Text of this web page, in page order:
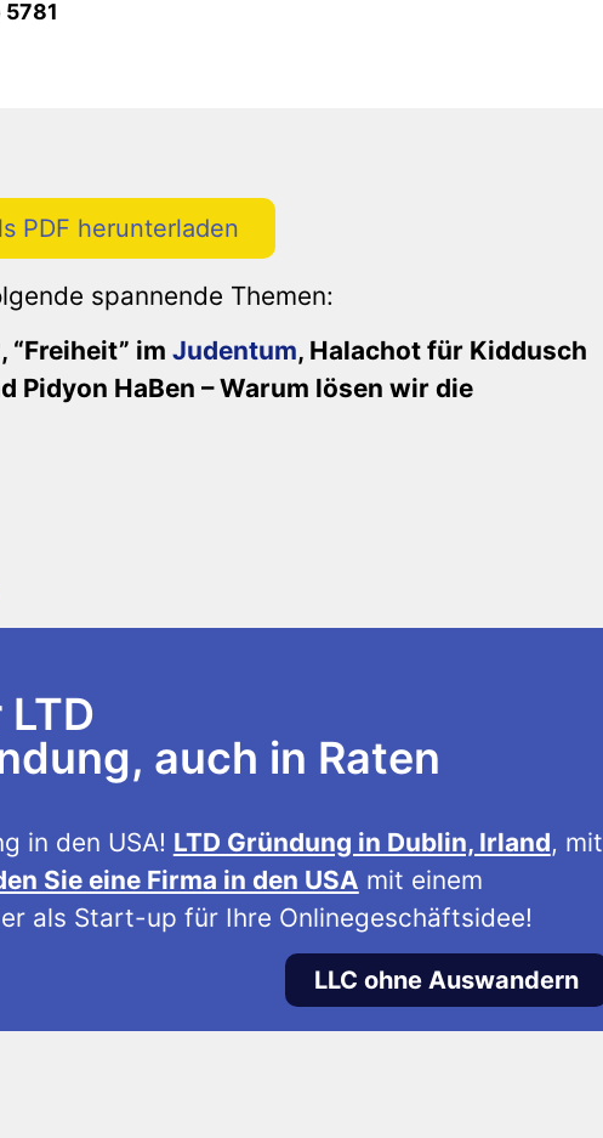
PDF herunterladen
spannende Themen:
im Judentum, Halachot für Kiddusch
Pidyon HaBen – Warum lösen wir die
auch in Raten
in den USA! LTD Gründung in Dublin, Irland, mit
Sie eine Firma in den USA mit einem
als Start-up für Ihre Onlinegeschäftsidee!
LLC ohne Auswandern